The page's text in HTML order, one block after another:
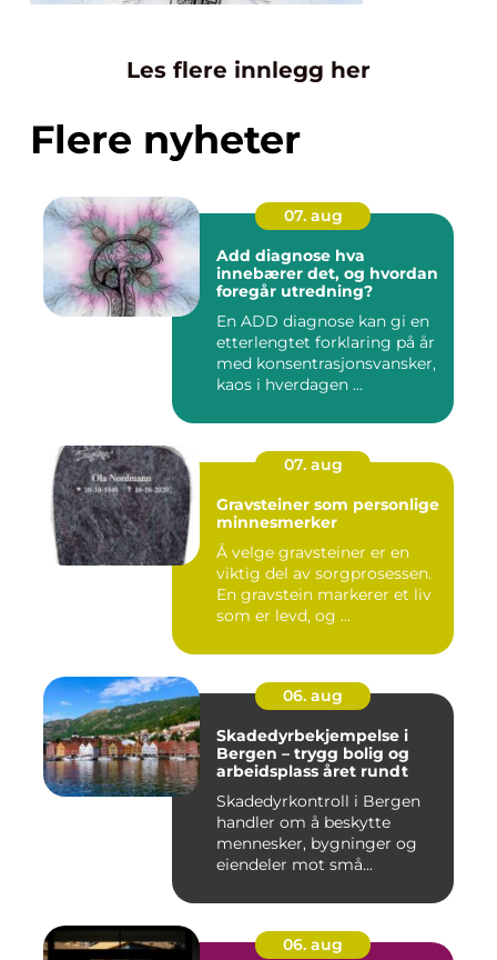
Les flere innlegg her
Flere nyheter
07. aug
Add diagnose hva
innebærer det, og hvordan
foregår utredning?
En ADD diagnose kan gi en
etterlengtet forklaring på år
med konsentrasjonsvansker,
kaos i hverdagen ...
07. aug
Gravsteiner som personlige
minnesmerker
Å velge gravsteiner er en
viktig del av sorgprosessen.
En gravstein markerer et liv
som er levd, og ...
06. aug
Skadedyrbekjempelse i
Bergen – trygg bolig og
arbeidsplass året rundt
Skadedyrkontroll i Bergen
handler om å beskytte
mennesker, bygninger og
eiendeler mot små...
06. aug